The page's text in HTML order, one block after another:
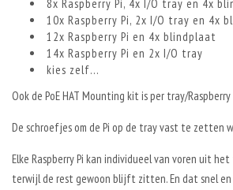
8x Raspberry Pi, 4x I/O tray en 4x
10x Raspberry Pi, 2x I/O tray en 4x
12x Raspberry Pi en 4x blindplaat
14x Raspberry Pi en 2x I/O tray
kies zelf...
Ook de PoE HAT Mounting kit is per tray/
De schroefjes om de Pi op de tray vast te zetten
Elke Raspberry Pi kan individueel van voren uit
terwijl de rest gewoon blijft zitten. En dat snel en